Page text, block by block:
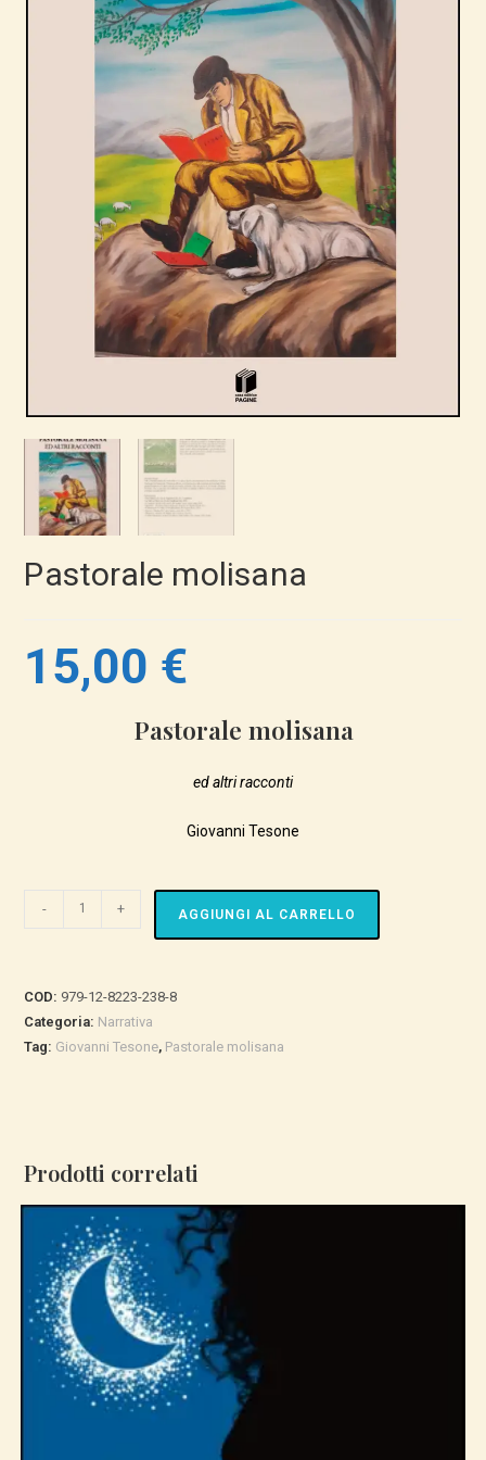
Pastorale molisana
15,00 €
Pastorale molisana
ed altri racconti
Giovanni Tesone
Pastorale
- + AGGIUNGI AL CARRELLO
COD: 979-12-8223-238-8
Categoria: Narrativa
Tag: Giovanni Tesone, Pastorale molisana
Prodotti correlati